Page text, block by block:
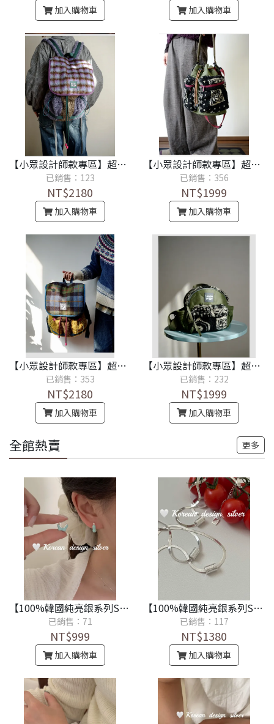
加入購物車 加入購物車
【小眾設計師款專區】超卡哇伊．復古格紋毛絨小眾時尚雙肩包（紫）
已銷售：123
NT$2180
加入購物車
【小眾設計師款專區】超卡哇伊．秋冬毛絨復古斜背包大容量菜籃時尚水桶包
已銷售：356
NT$1999
加入購物車
【小眾設計師款專區】超卡哇伊．復古格紋毛絨小眾時尚雙肩包
已銷售：353
NT$2180
加入購物車
【小眾設計師款專區】超卡哇伊．秋冬復古毛絨迷你小背包輕便羊羔毛迷你雙肩包
已銷售：232
NT$1999
加入購物車
全館熱賣 更多
【100%韓國純亮銀系列S925】純銀小清新滴釉星星耳環
已銷售：71
NT$999
加入購物車
【100%韓國純亮銀系列S925】設計款可愛扁蛇項鍊
已銷售：117
NT$1380
加入購物車